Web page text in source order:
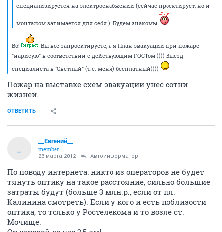
специализируется на электроснабжении (сейчас проектирует, но и
монтажом занимается для себя ). Будем знакомы
Во!
Вы всё запроектируете, а я План эвакуации при пожаре
"нарисую" в соответствии с действующим ГОСТом )))) Выезд
специалиста в "Светлый" (т.е. меня) бесплатный))))
Пожар на выставке схем эвакуации унес сотни
жизней.
ОТВЕТИТЬ
__Евгений__
member
23 марта 2012 Автоинформатор
По поводу интернета: никто из операторов не будет
тянуть оптику на такое расстояние, сильно большие
затраты будут (больше 3 млн.р., если от пл.
Калинина смотреть). Если у кого и есть поблизости
оптика, то только у Ростелекома и то возле ст.
Мочище.